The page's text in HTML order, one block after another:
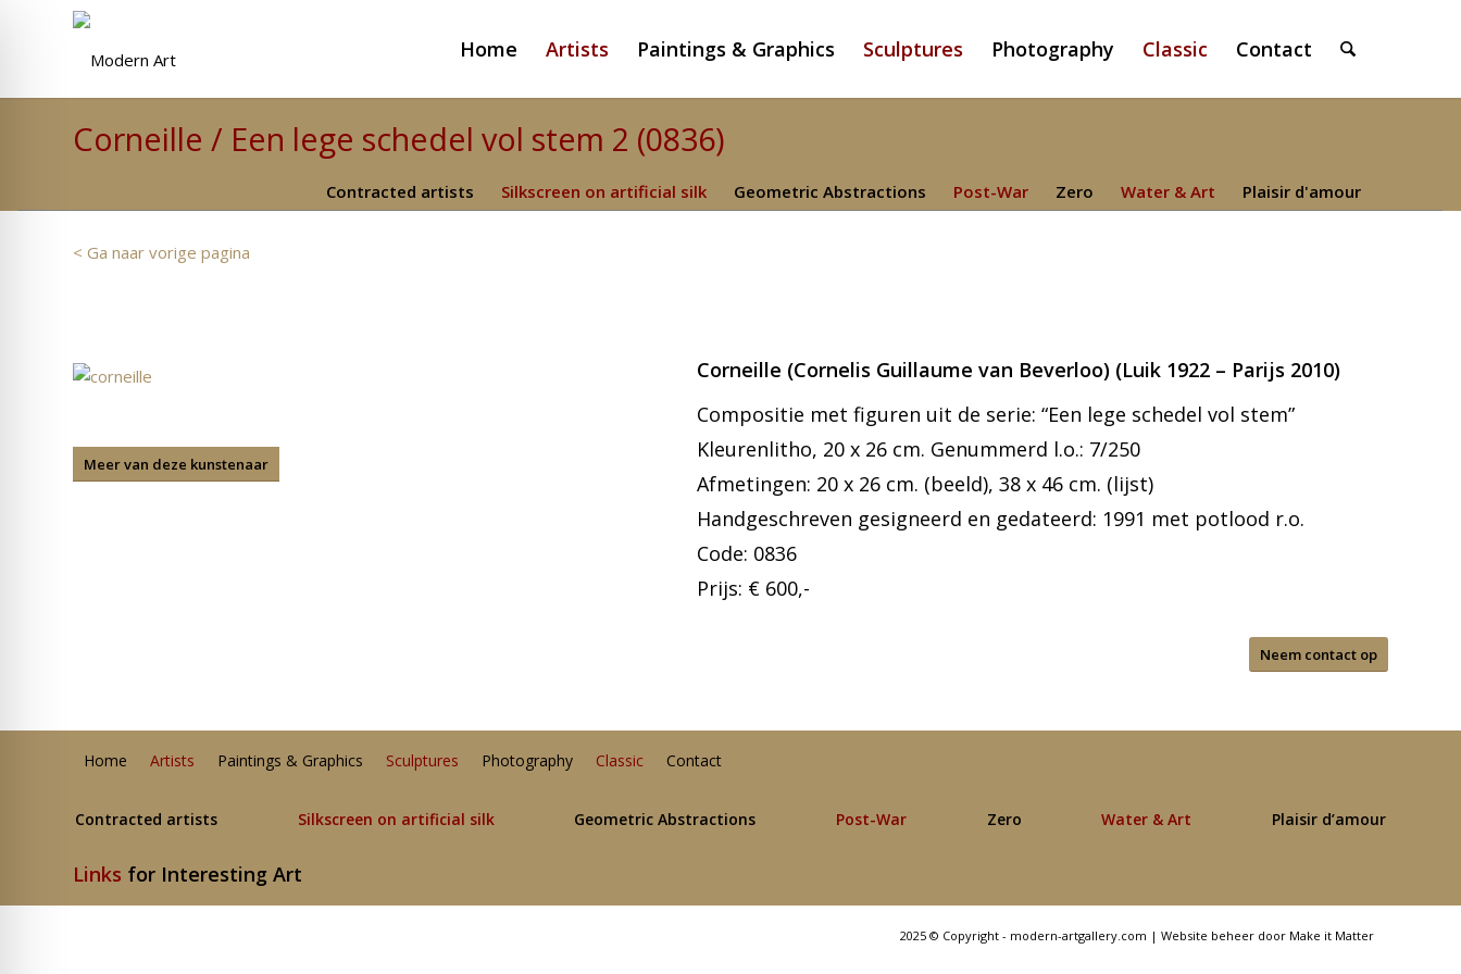
Home Artists Paintings & Graphics Sculptures Photography Classic Contact
Corneille / Een lege schedel vol stem 2 (0836)
Contracted artists Silkscreen on artificial silk Geometric Abstractions Post-War Zero Water & Art Plaisir d'amour
< Ga naar vorige pagina
Meer van deze kunstenaar
Corneille (Cornelis Guillaume van Beverloo) (Luik 1922 – Parijs 2010)
Compositie met figuren uit de serie: “Een lege schedel vol stem”
Kleurenlitho, 20 x 26 cm. Genummerd l.o.: 7/250
Afmetingen: 20 x 26 cm. (beeld), 38 x 46 cm. (lijst)
Handgeschreven gesigneerd en gedateerd: 1991 met potlood r.o.
Code: 0836
Prijs: € 600,-
Neem contact op
Home Artists Paintings & Graphics Sculptures Photography Classic Contact
Contracted artists Silkscreen on artificial silk Geometric Abstractions Post-War Zero Water & Art Plaisir d’amour
Links for Interesting Art
2025 © Copyright - modern-artgallery.com | Website beheer door Make it Matter